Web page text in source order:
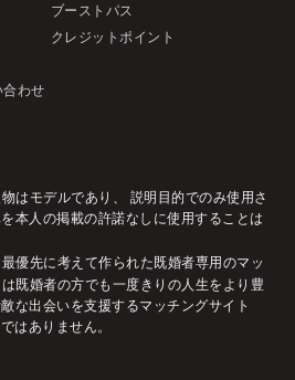
わせ
ブーストパス
クレジットポイント
はモデルであり、 説明目的でのみ使用さ
本人の掲載の許諾なしに使用することは
優先に考えて作られた既婚者専用のマッ
既婚者の方でも一度きりの人生をより豊
な出会いを支援するマッチングサイト
はありません。